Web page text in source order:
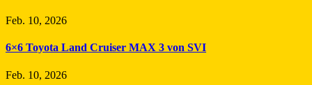
Feb. 10, 2026
6×6 Toyota Land Cruiser MAX 3 von SVI
Feb. 10, 2026